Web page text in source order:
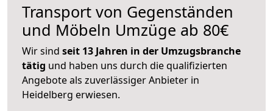
Transport von Gegenständen
und Möbeln Umzüge ab 80€
Wir sind seit 13 Jahren in der Umzugsbranche
tätig und haben uns durch die qualifizierten
Angebote als zuverlässiger Anbieter in
Heidelberg erwiesen.